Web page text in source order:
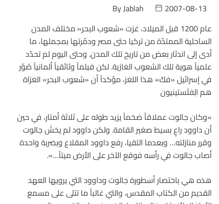
ByJablah
2007-08-13
عام 1200 قبل الميلاد، غزت «شعوب البحر» مختلف المدن
الساحلية الممتدّة من تركيا حتى مصر ودمّرتها بمجملها، ما
أدى إلى اندثار بعض من تاريخ تلك المدن. وحتى اليوم لم تحدّد
علمياً هوية تلك الشعوب الغازية. لكن فيلماً وثائقياً ألمانياً صُوّر
في إسرائيل «فكّ» هذا اللغز، مؤكداً أن «شعوب البحر» الغزاة
هم الِفلَستينيون
«وكان جالوت عملاقاً ضخماً يزيد طوله على ثلاثة أمتار، في حين
أن داوود راعٍ بسيط صغير القامة. ولكن داوود لم يخشَ جالوت
وقرر منازلته… وبعدما التقيا، رفع داوود المقلاع وبضربة واحدة
أصاب جالوت في رأسه فوقع الآخر على الأرض ميتاً…».
هذه هي باختصار أسطورة جالوت وداوود التي يرويها العهد
القديم من الكتاب المقدس، والتي غالباً ما تتلى على مسمع